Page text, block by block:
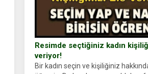
Resimde seçtiğiniz kadın
veriyor!
Bir kadın seçin ve kişiliğiniz